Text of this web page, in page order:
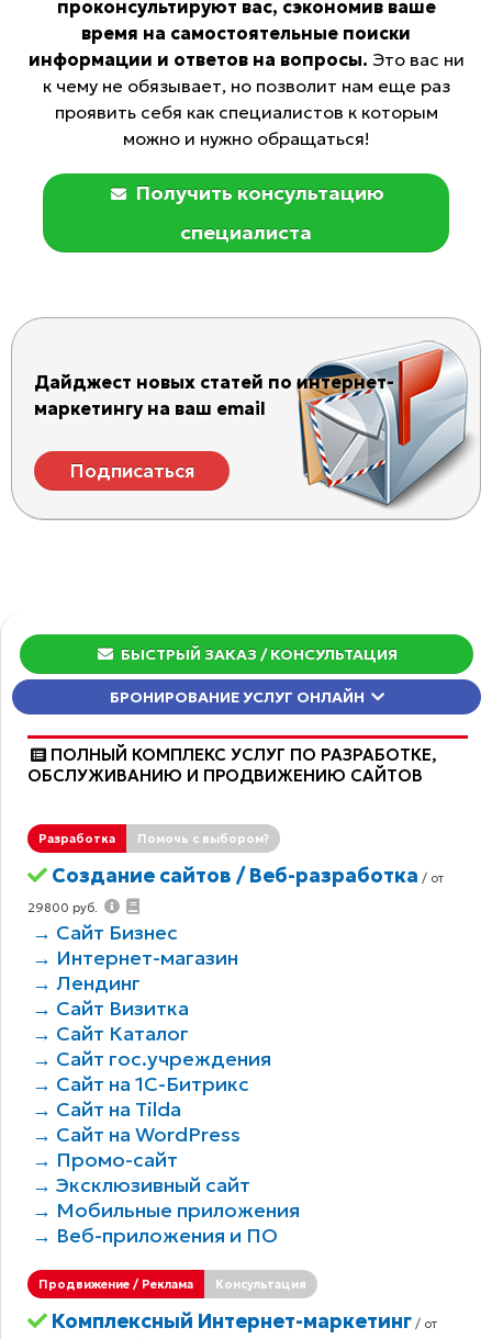
проконсультируют вас, сэкономив ваше
время на самостоятельные поиски
информации и ответов на вопросы. Это вас ни
к чему не обязывает, но позволит нам еще раз
проявить себя как специалистов к которым
можно и нужно обращаться!
Получить консультацию
специалиста
Дайджест новых статей по интернет-
маркетингу на ваш email
Подписаться
БЫСТРЫЙ ЗАКАЗ / КОНСУЛЬТАЦИЯ
БРОНИРОВАНИЕ УСЛУГ ОНЛАЙН
ПОЛНЫЙ КОМПЛЕКС УСЛУГ ПО РАЗРАБОТКЕ,
ОБCЛУЖИВАНИЮ И ПРОДВИЖЕНИЮ САЙТОВ
Разработка Помочь с выбором?
Создание сайтов / Веб-разработка / от
29800 руб.
→ Сайт Бизнес
→ Интернет-магазин
→ Лендинг
→ Сайт Визитка
→ Сайт Каталог
→ Сайт гос.учреждения
→ Сайт на 1С-Битрикс
→ Сайт на Tilda
→ Сайт на WordPress
→ Промо-сайт
→ Эксклюзивный сайт
→ Мобильные приложения
→ Веб-приложения и ПО
Продвижение / Реклама Консультация
Комплексный Интернет-маркетинг/ от